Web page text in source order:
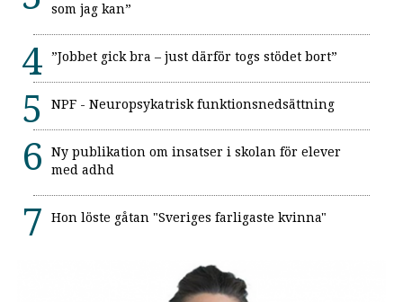
som jag kan”
”Jobbet gick bra – just därför togs stödet bort”
NPF - Neuropsykatrisk funktionsnedsättning
Ny publikation om insatser i skolan för elever
med adhd
Hon löste gåtan "Sveriges farligaste kvinna"